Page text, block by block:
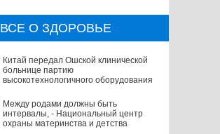
ВСЕ О ЗДОРОВЬЕ
Китай передал Ошской клинической
больнице партию
высокотехнологичного оборудования
Между родами должны быть
интервалы, - Национальный центр
охраны материнства и детства